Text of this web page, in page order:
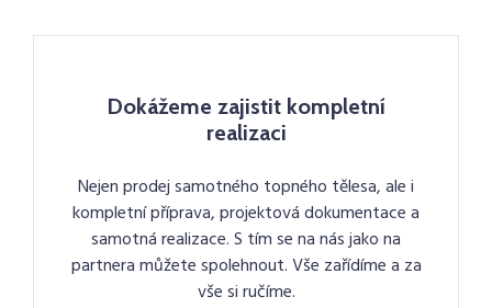
Dokážeme zajistit kompletní
realizaci
Nejen prodej samotného topného tělesa, ale i
kompletní příprava, projektová dokumentace a
samotná realizace. S tím se na nás jako na
partnera můžete spolehnout. Vše zařídíme a za
vše si ručíme.